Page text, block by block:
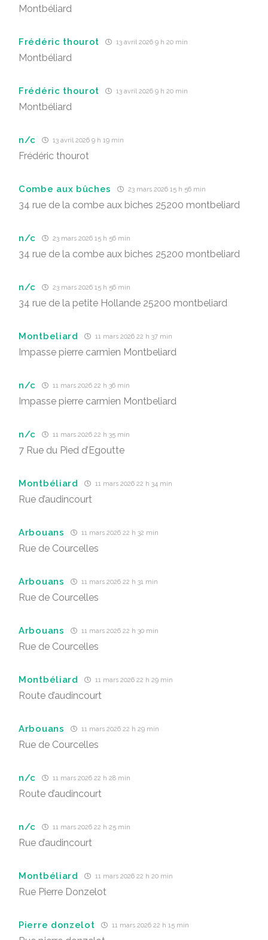
Montbéliard
Frédéric thourot 13 avril 2026 9 h 20 min
Montbéliard
Frédéric thourot 13 avril 2026 9 h 20 min
Montbéliard
n/c 13 avril 2026 9 h 19 min
Frédéric thourot
Combe aux bûches 23 mars 2026 15 h 56 min
34 rue de la combe aux biches 25200 montbeliard
n/c 23 mars 2026 15 h 56 min
34 rue de la combe aux biches 25200 montbeliard
n/c 23 mars 2026 15 h 56 min
34 rue de la petite Hollande 25200 montbeliard
Montbeliard 11 mars 2026 22 h 37 min
Impasse pierre carmien Montbeliard
n/c 11 mars 2026 22 h 36 min
Impasse pierre carmien Montbeliard
n/c 11 mars 2026 22 h 35 min
7 Rue du Pied d’Egoutte
Montbéliard 11 mars 2026 22 h 34 min
Rue d’audincourt
Arbouans 11 mars 2026 22 h 32 min
Rue de Courcelles
Arbouans 11 mars 2026 22 h 31 min
Rue de Courcelles
Arbouans 11 mars 2026 22 h 30 min
Rue de Courcelles
Montbéliard 11 mars 2026 22 h 29 min
Route d’audincourt
Arbouans 11 mars 2026 22 h 29 min
Rue de Courcelles
n/c 11 mars 2026 22 h 28 min
Route d’audincourt
n/c 11 mars 2026 22 h 25 min
Rue d’audincourt
Montbéliard 11 mars 2026 22 h 20 min
Rue Pierre Donzelot
Pierre donzelot 11 mars 2026 22 h 15 min